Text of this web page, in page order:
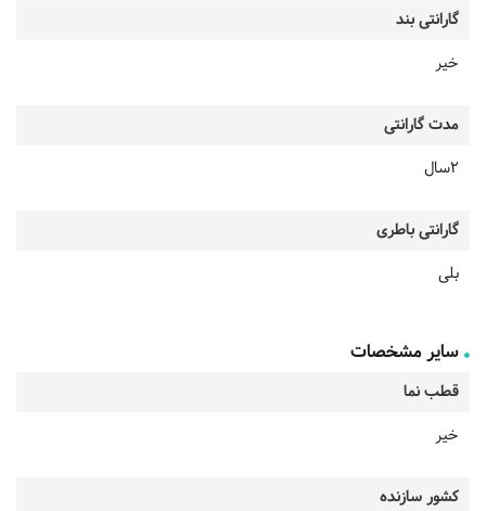
گارانتی بند
خیر
مدت گارانتی
2سال
گارانتی باطری
بلی
سایر مشخصات
قطب نما
خیر
کشور سازنده